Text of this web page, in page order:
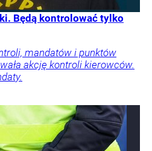
Będą kontrolować tylko
mandatów i punktów
akcję kontroli kierowców.